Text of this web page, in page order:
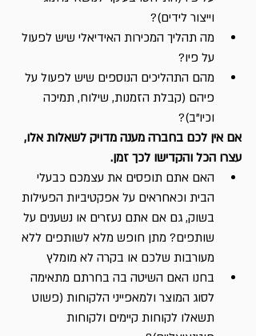
וייצור לידים)?
מה תהליך המכירות האידיאלי שיש לפעול
על פיו?
מהם התהליכים הנוספים שיש לפעול על
פיהם (קבלת הזמנות, שילוח, תמיכה
וכיו"ב)?
אם אין לכם בחברה מענה מדויק לשאלות אלו,
עצרו הכל והקדישו לכך זמן.
האם אתם תופסים את עצמכם כבעלי
הבית וכאחראים על אפקטיביות הפעילות
בשוק, גם אם אתם נעזרים או נשענים על
שותפים? מתן חופש מלא לשותפים ללא
מעורבות שלכם או בקרה לא מומלץ
בחנו האם השיטה בה בחרתם מתאימה
לסוג המוצר ולמאפייני הלקוחות (פשוט
תשאלו לקוחות קיימים ולקוחות